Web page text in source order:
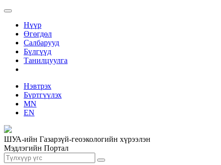
Нүүр
Өгөгдөл
Салбарууд
Бүлгүүд
Танилцуулга
Нэвтрэх
Бүртгүүлэх
MN
EN
ШУА-ийн Газарзүй-геоэкологийн хүрээлэн
Мэдлэгийн Портал